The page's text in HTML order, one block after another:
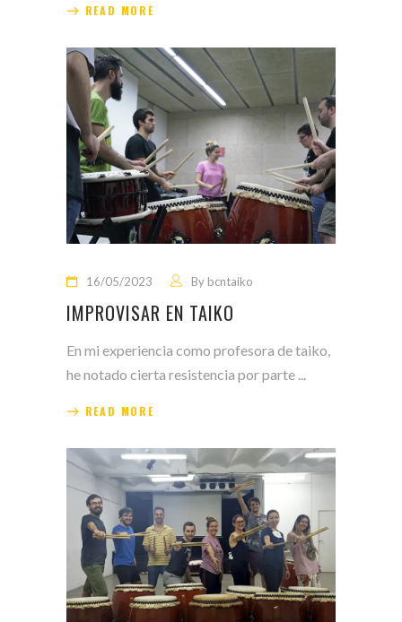
READ MORE
16/05/2023 By bcntaiko
IMPROVISAR EN TAIKO
En mi experiencia como profesora de taiko,
he notado cierta resistencia por parte
READ MORE